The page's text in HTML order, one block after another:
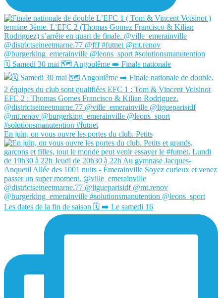
🗓️ Samedi 30 mai 🗺️ Angoulême ➡️ Finale nationale
En juin, on vous ouvre les portes du club. Petits
Les dates de la fin de saison 🗓️ ➡️ Le samedi 16